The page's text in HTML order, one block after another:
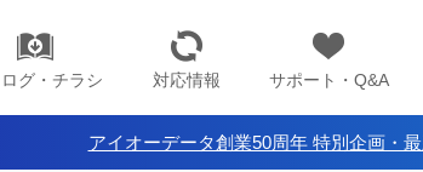
グ・チラシ 対応情報 サポート・Q&A
アイオーデータ創業50周年 特別企画・